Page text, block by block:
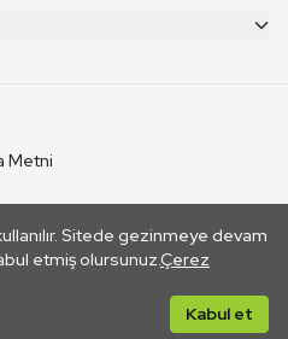
Sitede gezinmeye devam
etmiş olursunuz.Çerez
Kabul et
Metni
Bağlantı yoluyla gidilen dış